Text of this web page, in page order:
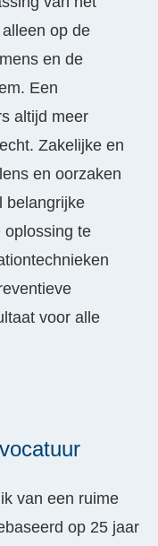
op de
en de
Een
altijd meer
Zakelijke en
en oorzaken
belangrijke
oplossing te
voor alle
van een ruime
op 25 jaar